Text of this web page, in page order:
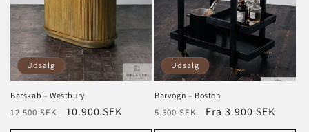
Udsalg
Barskab – Westbury
Normalpris
12.500 SEK Tilbudspris
10.900 SEK
Udsalg
Barvogn – Boston
Normalpris
5.500 SEK Tilbudspris
Fra 3.900 SEK